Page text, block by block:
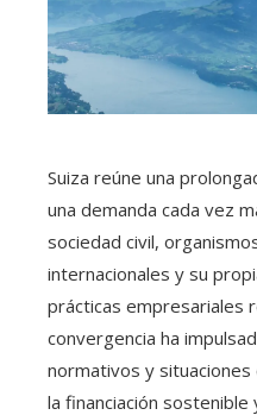
Suiza reúne una
una demanda cada vez
sociedad civil,
internacionales y su
prácticas empresariales
convergencia ha
normativos y
la financiación